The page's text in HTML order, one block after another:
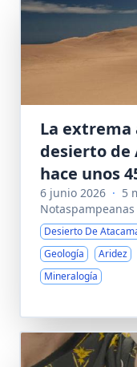
La extrema
desierto de
hace unos
6 junio 2026 · 5
Notaspampeanas
Desierto De
Geología
Aridez
Mineralogía